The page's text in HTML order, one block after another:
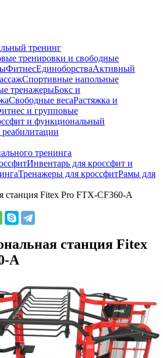
тренинг
тренировки и свободные
ФитнесЕдиноборстваАктивный
Спортивные напольные
тренажерыБокс и
Свободные весаРастяжка и
и групповые
и функциональный
тренинга
Инвентарь для кроссфит и
Тренажеры для кроссфитРамы для
станция Fitex Pro FTX-CF360-A
станция Fitex
A